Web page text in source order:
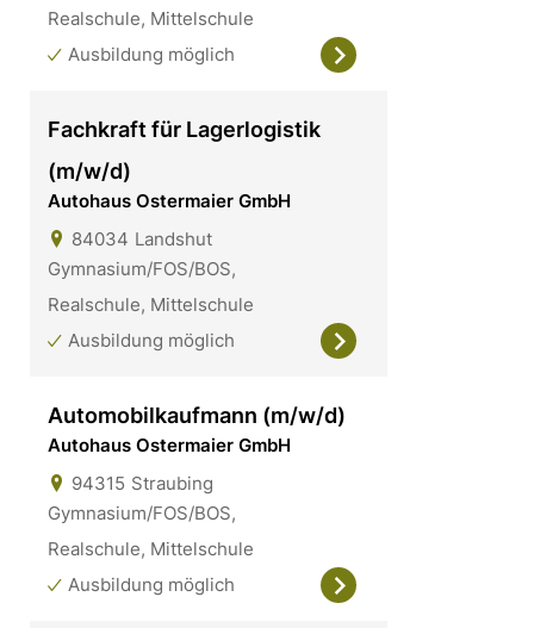
Realschule, Mittelschule
Ausbildung möglich
Fachkraft für Lagerlogistik
(m/w/d)
Autohaus Ostermaier GmbH
84034 Landshut
Gymnasium/FOS/BOS,
Realschule, Mittelschule
Ausbildung möglich
Automobilkaufmann (m/w/d)
Autohaus Ostermaier GmbH
94315 Straubing
Gymnasium/FOS/BOS,
Realschule, Mittelschule
Ausbildung möglich